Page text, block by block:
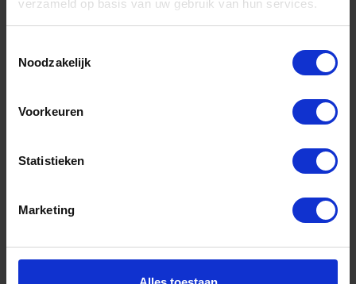
verzameld op basis van uw gebruik van hun services.
Noodzakelijk
Voorkeuren
Statistieken
Marketing
383/1
Artikelnummer merk: 003830001
€ 52,94 incl. BTW